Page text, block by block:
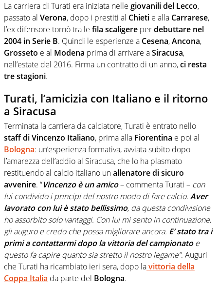
La carriera di Turati era iniziata nelle giovanili del Lecco,
passato al Verona, dopo i prestiti al Chieti e alla Carrarese,
l’ex difensore tornò tra le fila scaligere perdebuttare nel
2004 in Serie B. Quindi le esperienze a Cesena,Ancona,
Grosseto e al Modena prima di arrivare aSiracusa,
nell’estate del 2016. Firma un contratto di un anno,ci resta
tre stagioni.
Turati, l’amicizia con Italiano e il ritorno
a Siracusa
Terminata la carriera da calciatore, Turati è entrato nello
staff di Vincenzo Italiano, prima alla Fiorentina e poi al
Bologna: un’esperienza formativa, avviata subito dopo
l’amarezza dell’addio al Siracusa, che lo ha plasmato
restituendo al calcio italiano unallenatore di sicuro
avvenire. “Vincenzo è un amico– commenta Turati – con
lui condivido i principi del nostro modo di fare calcio. Aver
lavorato con lui è stato bellissimo, da questa condivisione
ho assorbito solo vantaggi. Con lui mi sento in continuazione,
gli auguro e credo che possa migliorare ancora. E’ stato tra i
primi a contattarmi dopo la vittoria del campionatoe
questo fa capire quanto sia stretto il nostro legame”. Auguri
che Turati ha ricambiato ieri sera, dopo lavittoria della
Coppa Italia da parte del Bologna.